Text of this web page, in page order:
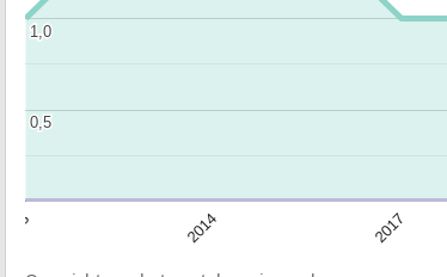
2014 2017
0,5
0,5
1,0
1,0